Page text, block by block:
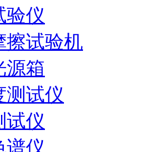
验仪
擦试验机
源箱
测试仪
试仪
谱仪